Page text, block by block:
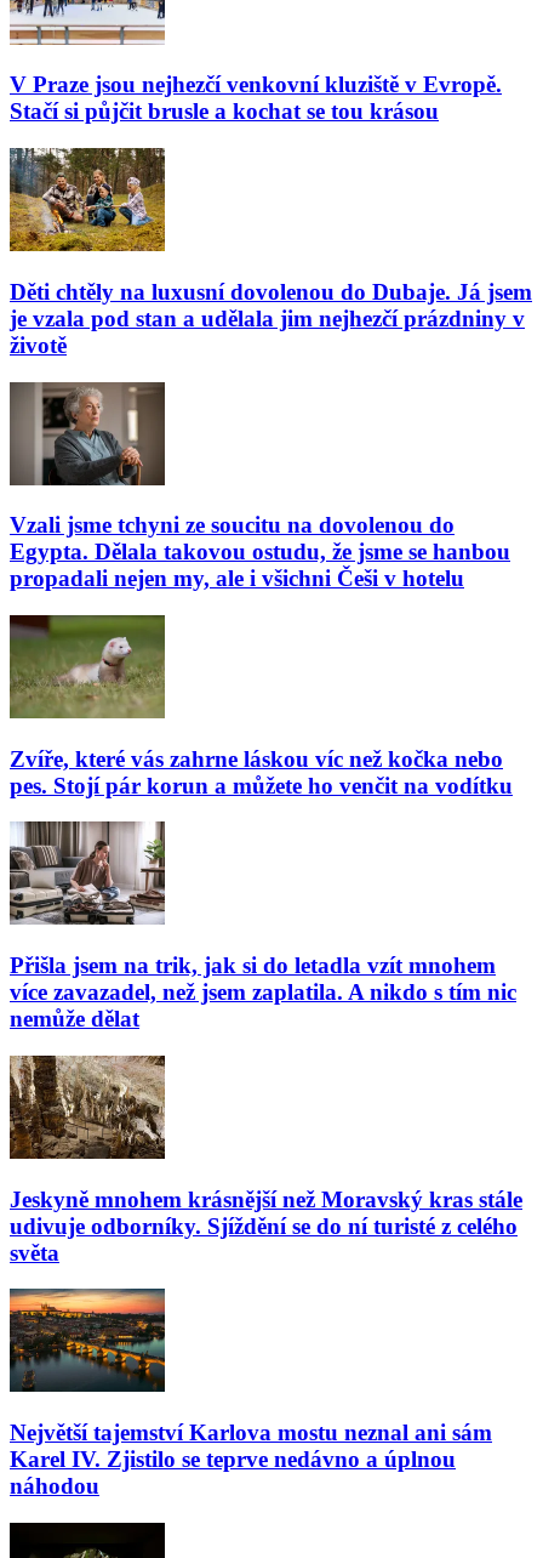
V Praze jsou nejhezčí venkovní kluziště v Evropě.
Stačí si půjčit brusle a kochat se tou krásou
Děti chtěly na luxusní dovolenou do Dubaje. Já jsem
je vzala pod stan a udělala jim nejhezčí prázdniny v
životě
Vzali jsme tchyni ze soucitu na dovolenou do
Egypta. Dělala takovou ostudu, že jsme se hanbou
propadali nejen my, ale i všichni Češi v hotelu
Zvíře, které vás zahrne láskou víc než kočka nebo
pes. Stojí pár korun a můžete ho venčit na vodítku
Přišla jsem na trik, jak si do letadla vzít mnohem
více zavazadel, než jsem zaplatila. A nikdo s tím nic
nemůže dělat
Jeskyně mnohem krásnější než Moravský kras stále
udivuje odborníky. Sjíždění se do ní turisté z celého
světa
Největší tajemství Karlova mostu neznal ani sám
Karel IV. Zjistilo se teprve nedávno a úplnou
náhodou